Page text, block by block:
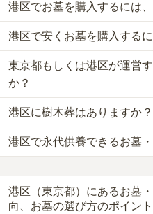
港区でお墓を購入するには
港区での購入費用の目安は、一
万円、納骨堂が約145万円、永
一般墓を建てる場合は、「永代
2つが主な費用となります。
港区の一般墓の永代使用料の平
平均166.9万円です。いずれも
よって変わります。
樹木葬・納骨堂・永代供養墓は
なお、お墓によっては以下の費
・ 開眼法要の費用：お墓を新し
港区で安くお墓を購入するに
港区で一番安価なお墓は、清法
万円
一般的に最も費用を抑えられる
する「合祀墓（ごうしぼ）」と
比べて省スペースで管理の手間
されています。
価格の目安は、1名あたり5万円
港区で安価なお墓を探したい場
墓を探すのがおすすめです。
東京都もしくは港区が運営
か？
港区には、東京都もしくは港区
す。
都立 青山霊園がそれにあたりま
れているケースがほとんどです
主な条件として、遺骨がすでに
港区に樹木葬はありますか？
港区には、7件の樹木葬がありま
詳しくは、港区の樹木葬の一覧
港区で永代供養できるお墓
詳しくは、港区の永代供養の一
港区（東京都）にあるお墓
向、お墓の選び方のポイン